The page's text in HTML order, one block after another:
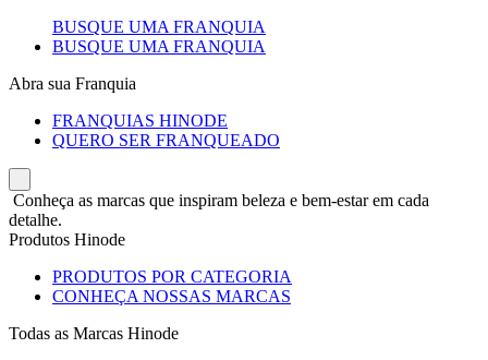
BUSQUE UMA FRANQUIA
BUSQUE UMA FRANQUIA
Abra sua Franquia
FRANQUIAS HINODE
QUERO SER FRANQUEADO
Conheça as marcas que inspiram beleza e bem-estar em cada
detalhe.
Produtos Hinode
PRODUTOS POR CATEGORIA
CONHEÇA NOSSAS MARCAS
Todas as Marcas Hinode